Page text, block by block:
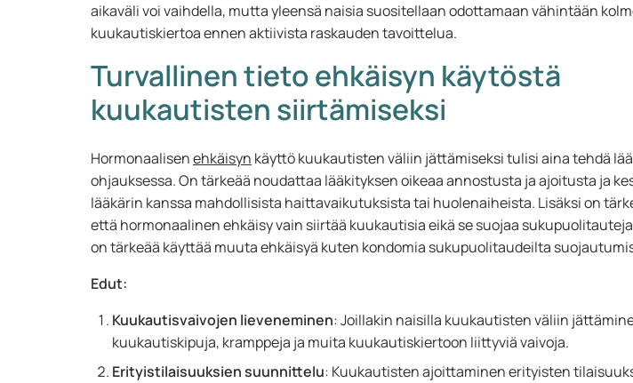
aikaväli voi vaihdella, mutta yleensä naisia suositellaan odottamaan vähintään
kuukautiskiertoa ennen aktiivista raskauden tavoittelua.
Turvallinen tieto ehkäisyn käytöstä
kuukautisten siirtämiseksi
Hormonaalisenehkäisyn käyttö kuukautisten väliin jättämiseksi tulisi aina tehdä
ohjauksessa. On tärkeää noudattaa lääkityksen oikeaa annostusta ja ajoitusta ja
lääkärin kanssa mahdollisista haittavaikutuksista tai huolenaiheista. Lisäksi on
että hormonaalinen ehkäisy vain siirtää kuukautisia eikä se suojaa
on tärkeää käyttää muuta ehkäisyä kuten kondomia sukupuolitaudeilta
Edut:
Kuukautisvaivojen lieveneminen: Joillakin naisilla kuukautisten väliin
kuukautiskipuja, kramppeja ja muita kuukautiskiertoon liittyviä vaivoja.
Erityistilaisuuksien suunnittelu: Kuukautisten ajoittaminen erityisten